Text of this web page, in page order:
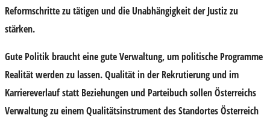
Reformschritte zu tätigen und die Unabhängigkeit der Justiz zu
stärken.
Gute Politik braucht eine gute Verwaltung, um politische Programme
Realität werden zu lassen. Qualität in der Rekrutierung und im
Karriereverlauf statt Beziehungen und Parteibuch sollen Österreichs
Verwaltung zu einem Qualitätsinstrument des Standortes Österreich